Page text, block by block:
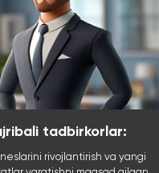
tadbirkorlar:
rivojlantirish va yangi